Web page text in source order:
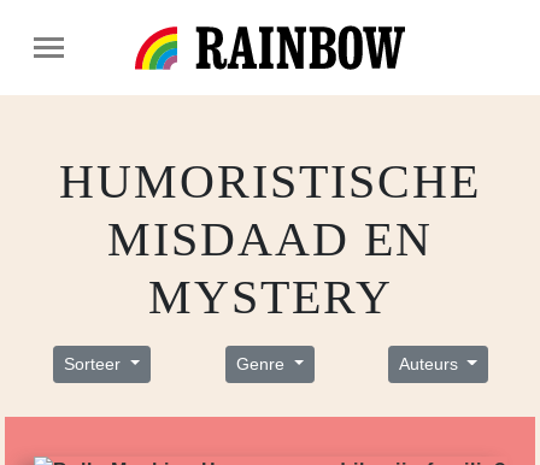
HUMORISTISCHE
MISDAAD EN
MYSTERY
Sorteer Genre Auteurs